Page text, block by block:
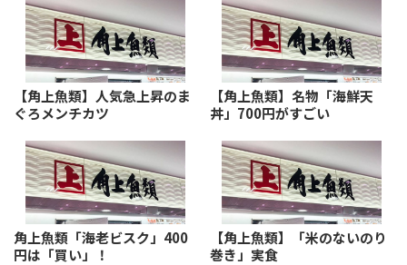
【角上魚類】人気急上昇のま
ぐろメンチカツ
【角上魚類】名物「海鮮天
丼」700円がすごい
角上魚類「海老ビスク」400
円は「買い」！
【角上魚類】「米のないのり
巻き」実食